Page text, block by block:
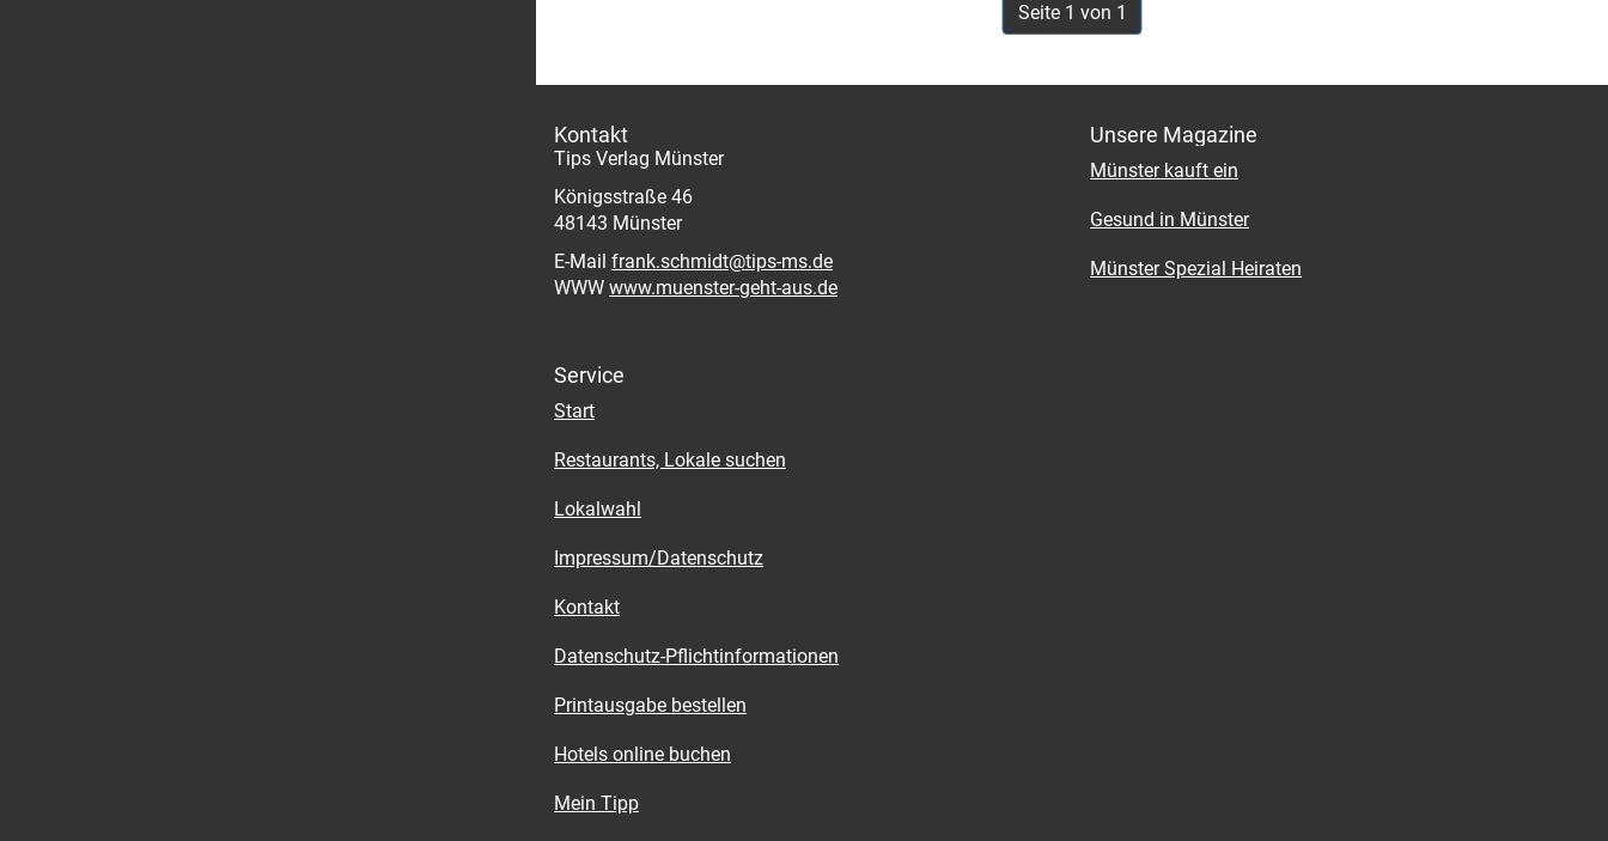
Seite 1 von 1
Kontakt
Tips Verlag Münster
Königsstraße 46
48143 Münster
E-Mail frank.schmidt@tips-ms.de
WWW www.muenster-geht-aus.de
Unsere Magazine
Münster kauft ein
Gesund in Münster
Münster Spezial Heiraten
Service
Start
Restaurants, Lokale suchen
Lokalwahl
Impressum/Datenschutz
Kontakt
Datenschutz-Pflichtinformationen
Printausgabe bestellen
Hotels online buchen
Mein Tipp